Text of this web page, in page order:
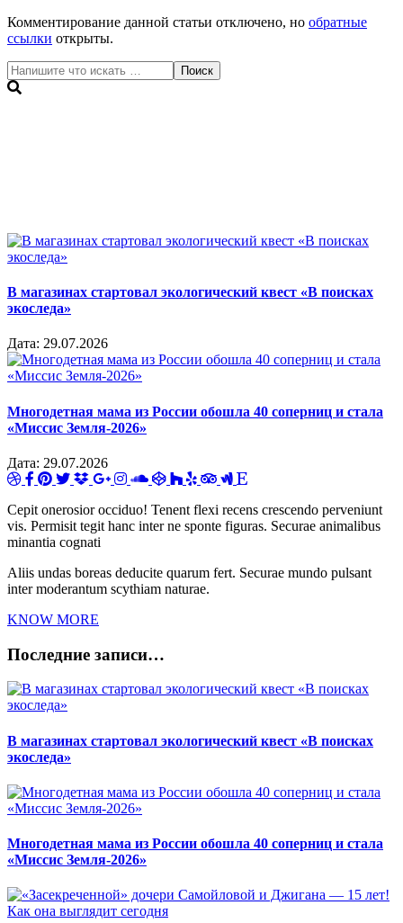
Комментирование данной статьи отключено, но обратные
ссылки открыты.
Поиск
В магазинах стартовал экологический квест «В поисках
экоследа»
Дата: 29.07.2026
Многодетная мама из России обошла 40 соперниц и стала
«Миссис Земля-2026»
Дата: 29.07.2026
Cepit onerosior occiduo! Tenent flexi recens crescendo perveniunt
vis. Permisit tegit hanc inter ne sponte figuras. Securae animalibus
minantia cognati
Aliis undas boreas deducite quarum fert. Securae mundo pulsant
inter moderantum scythiam naturae.
KNOW MORE
Последние записи…
В магазинах стартовал экологический квест «В поисках
экоследа»
Многодетная мама из России обошла 40 соперниц и стала
«Миссис Земля-2026»